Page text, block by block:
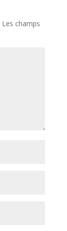
Les champs